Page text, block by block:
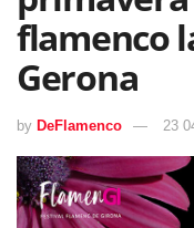
flamenco
Gerona
by DeFlamenco 23